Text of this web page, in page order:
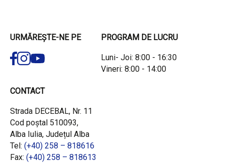
URMĂREȘTE-NE PE PROGRAM DE LUCRU
Luni- Joi: 8:00 - 16:30
Vineri: 8:00 - 14:00
CONTACT
Strada DECEBAL, Nr. 11
Cod poștal 510093,
Alba Iulia, Județul Alba
Tel: (+40) 258 – 818616
Fax: (+40) 258 – 818613